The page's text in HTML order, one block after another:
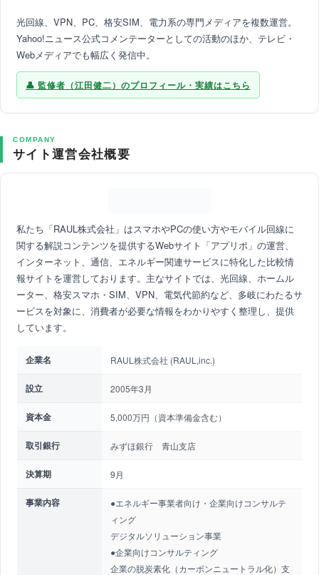
光回線、VPN、PC、格安SIM、電力系の専門メディアを複数運営。
Yahoo!ニュース公式コメンテーターとしての活動のほか、テレビ・
Webメディアでも幅広く発信中。
監修者（江田健二）のプロフィール・実績はこちら
COMPANY
サイト運営会社概要
私たち「RAUL株式会社」はスマホやPCの使い方やモバイル回線に
関する解説コンテンツを提供するWebサイト「アプリポ」の運営、
インターネット、通信、エネルギー関連サービスに特化した比較情
報サイトを運営しております。主なサイトでは、光回線、ホームル
ーター、格安スマホ・SIM、VPN、電気代節約など、多岐にわたるサ
ービスを対象に、消費者が必要な情報をわかりやすく整理し、提供
しています。
企業名 RAUL株式会社 (RAUL,inc.)
設立 2005年3月
資本金 5,000万円（資本準備金含む）
取引銀行 みずほ銀行 青山支店
決算期 9月
事業内容
●エネルギー事業者向け・企業向けコンサルテ
ィング
デジタルソリューション事業
●企業向けコンサルティング
企業の脱炭素化（カーボンニュートラル化）支